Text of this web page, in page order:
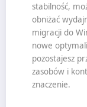
stabilność,
obniżać
migracji do
nowe
pozostajesz
zasobów i
znaczenie.